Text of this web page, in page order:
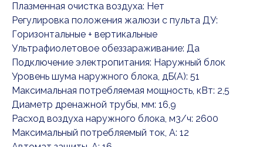
Плазменная очистка воздуха: Нет
Регулировка положения жалюзи с пульта ДУ:
Горизонтальные + вертикальные
Ультрафиолетовое обеззараживание: Да
Подключение электропитания: Наружный блок
Уровень шума наружного блока, дБ(А): 51
Максимальная потребляемая мощность, кВт: 2,5
Диаметр дренажной трубы, мм: 16,9
Расход воздуха наружного блока, м3/ч: 2600
Максимальный потребляемый ток, А: 12